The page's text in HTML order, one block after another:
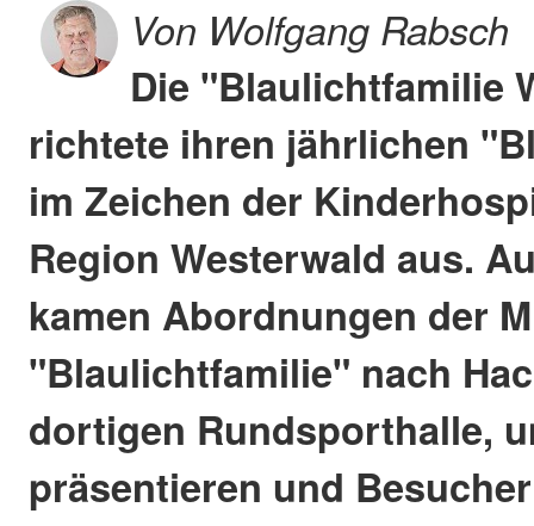
Von Wolfgang Rabsch
Die "Blaulichtfamilie
richtete ihren jährlichen
im Zeichen der
Region Westerwald aus.
kamen Abordnungen der
"Blaulichtfamilie" nach
dortigen Rundsporthalle,
präsentieren und